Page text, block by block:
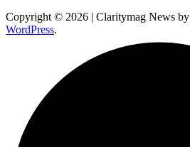
Copyright © 2026 | Claritymag News by
WordPress.